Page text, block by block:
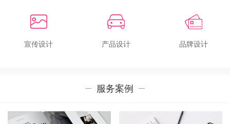
宣传设计 产品设计 品牌设计
服务案例